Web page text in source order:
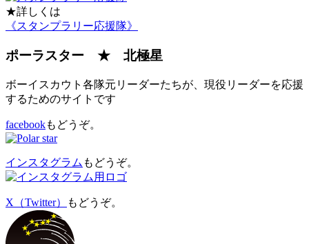
★詳しくは
《スタンプラリー応援隊》
ポーラスター ★ 北極星
ボーイスカウト各隊元リーダーたちが、現役リーダーを応援
するためのサイトです
facebookもどうぞ。
インスタグラム もどうぞ。
X（Twitter） もどうぞ。